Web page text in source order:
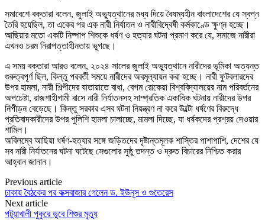
সমাবেশে বক্তারা বলেন, জুলাই অভ্যুত্থানের মধ্য দিয়ে বৈষম্যহীন বাংলাদেশের যে স্বপ্ন
তৈরি হয়েছিল, তা একের পর এক নারী নির্যাতন ও নারীবিদ্বেষী কর্মকাণ্ডে ক্ষুণ্ন হচ্ছে।
আছিয়ার মতো একটি নিষ্পাপ শিশুকে ধর্ষণ ও হত্যার ঘটনা প্রমাণ করে যে, সমাজে নারীরা
এখনও চরম নিরাপত্তাহীনতায় ভুগছে।
এ সময় বক্তারা আরও বলেন, ২০২৪ সালের জুলাই অভ্যুত্থানে নারীদের ভূমিকা অত্যন্ত
গুরুত্বপূর্ণ ছিল, কিন্তু পরবর্তী সময়ে নারীদের অবমূল্যায়ন করা হচ্ছে। নারী ফুটবলারদের
উপর হামলা, নারী শিল্পীদের যাতায়াতে বাধা, বেগম রোকেয়া বিশ্ববিদ্যালয়ের নাম পরিবর্তনের
অপচেষ্টা, রাজশাহীগামী বাসে নারী নির্যাতনসহ সাম্প্রতিক একাধিক ঘটনায় নারীদের উপর
নিপীড়ন বেড়েছে। কিন্তু সরকার এসব ঘটনা নিয়ন্ত্রণ না করে উল্টো ধর্ষণের বিরুদ্ধে
প্রতিবাদকারীদের উপর পুলিশি হামলা চালাচ্ছে, মামলা দিচ্ছে, যা ধর্ষকদের প্রশ্রয় দেওয়ার
শামিল।
অবিলম্বে আছিয়া ধর্ষণ-হত্যার সঙ্গে জড়িতদের দৃষ্টান্তমূলক শাস্তির পাশাপাশি, দেশের যে
সব নারী নির্যাতনের ঘটনা ঘটেছে সেগুলোর সুষ্ঠু তদন্ত ও দ্রুত বিচারের নিশ্চিত করার
আহ্বান জানান।
Previous article
ঢাকায় বৈঠকের পর কক্সবাজার গেলেন ড. ইউনূস ও গুতেরেস
Next article
পটুয়াখালী পুকুরে ডুবে শিশুর মৃত্যু